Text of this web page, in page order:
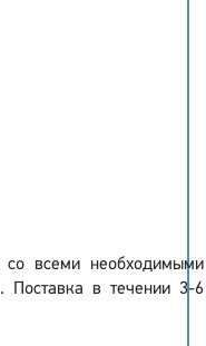
всеми необходимыми
Поставка в течении 3-6